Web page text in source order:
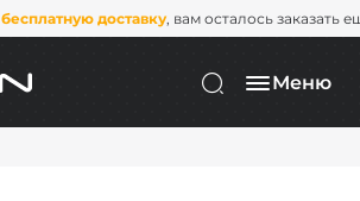
бесплатную доставку, вам осталось заказать
Меню